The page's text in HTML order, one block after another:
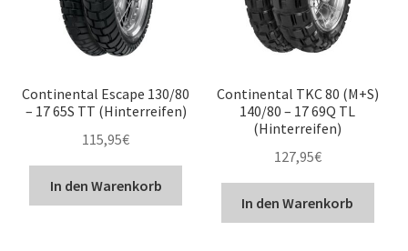
Continental Escape 130/80
– 17 65S TT (Hinterreifen)
115,95€
In den Warenkorb
Continental TKC 80 (M+S)
140/80 – 17 69Q TL
(Hinterreifen)
127,95€
In den Warenkorb